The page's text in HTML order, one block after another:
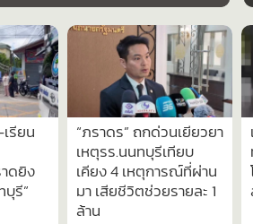
รียน
ดยิง
รี”
“ภราดร” ถกด่วนเยียวยา
เหตุรร.นนทบุรีเทียบ
เคียง 4 เหตุการณ์ที่ผ่าน
มา เสียชีวิตช่วยรายละ 1
ล้าน